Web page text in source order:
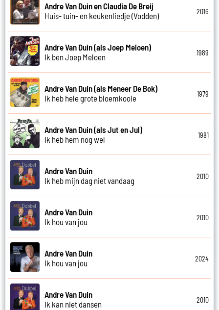
Andre Van Duin en Claudia De Breij
Huis- tuin- en keukenliedje (Vodden)
2016
Andre Van Duin (als Joep Meloen)
Ik ben Joep Meloen
1989
Andre Van Duin (als Meneer De Bok)
Ik heb hele grote bloemkoole
1979
Andre Van Duin (als Jut en Jul)
Ik heb hem nog wel
1981
Andre Van Duin
Ik heb mijn dag niet vandaag
2010
Andre Van Duin
Ik hou van jou
2010
Andre Van Duin
Ik hou van jou
2024
Andre Van Duin
Ik kan niet dansen
2010